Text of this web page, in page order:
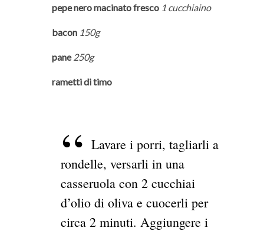
pepe nero macinato fresco 1 cucchiaino
bacon 150g
pane 250g
rametti di timo
Lavare i porri, tagliarli a
rondelle, versarli in una
casseruola con 2 cucchiai
d’olio di oliva e cuocerli per
circa 2 minuti. Aggiungere i